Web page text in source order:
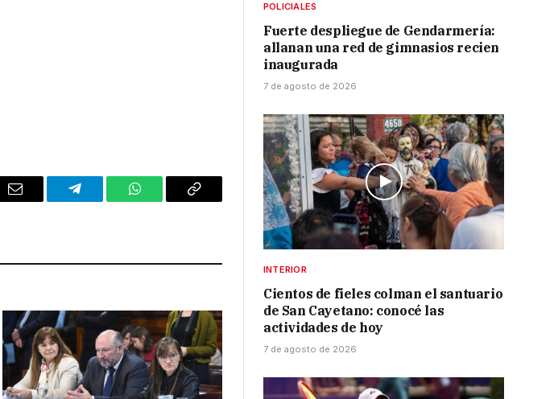
Email Telegram WhatsAppCopy
POLICIALES
Fuerte despliegue de Gendarmería:
allanan una red de gimnasios recien
inaugurada
7 de agosto de 2026
INTERIOR
Cientos de fieles colman el santuario
de San Cayetano: conocé las
actividades de hoy
7 de agosto de 2026